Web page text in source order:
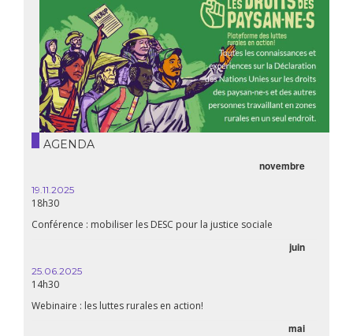
AGENDA
novembre
19.11.2025
18h30
Conférence : mobiliser les DESC pour la justice sociale
juin
25.06.2025
14h30
Webinaire : les luttes rurales en action!
mai